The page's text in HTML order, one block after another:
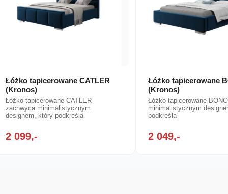
Łóżko tapicerowane CATLER
(Kronos)
Łóżko tapicerowane CATLER
zachwyca minimalistycznym
designem, który podkreśla
2 099,-
Łóżko tapicerowane
(Kronos)
Łóżko tapicerowane
minimalistycznym
podkreśla
2 049,-